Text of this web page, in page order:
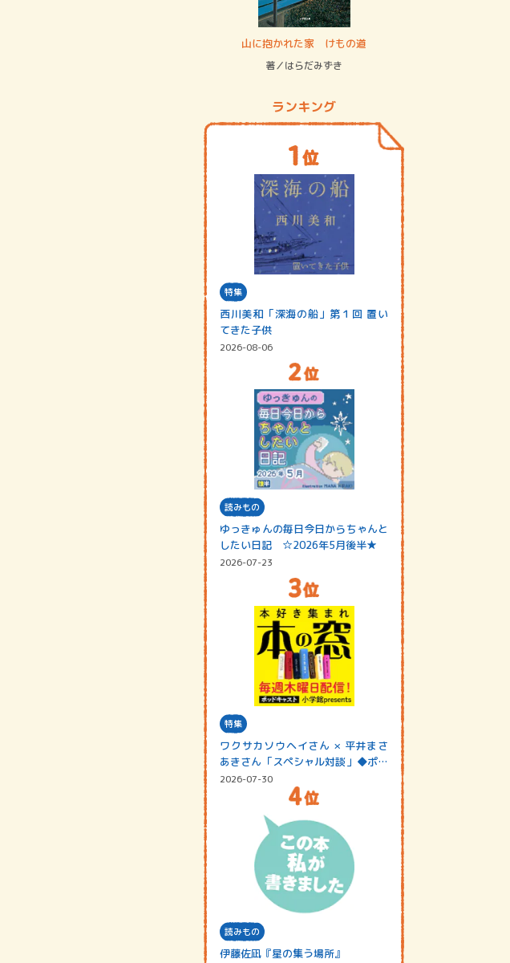
山に抱かれた家 けもの道
著／はらだみずき
ランキング
特集
西川美和「深海の船」第１回 置い
てきた子供
2026-08-06
読みもの
ゆっきゅんの毎日今日からちゃんと
したい日記 ☆2026年5月後半★
2026-07-23
特集
ワクサカソウヘイさん × 平井まさ
あきさん「スペシャル対談」◆ポッ
ドキャスト…
2026-07-30
読みもの
伊藤佐凪『星の集う場所』